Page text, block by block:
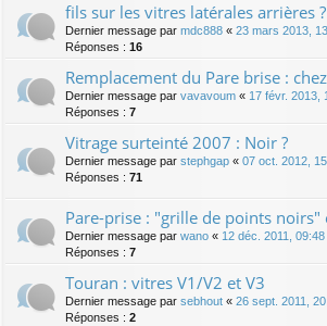
fils sur les vitres latérales arrières
Dernier message par mdc888 « 23 mars 2013,
Réponses : 16
Remplacement du Pare brise :
Dernier message par vavavoum « 17 févr. 2013,
Réponses : 7
Vitrage surteinté 2007 : Noir ?
Dernier message par stephgap « 07 oct. 2012,
Réponses : 71
Pare-prise : "grille de points noirs"
Dernier message par wano « 12 déc. 2011, 09:48
Réponses : 7
Touran : vitres V1/V2 et V3
Dernier message par sebhout « 26 sept. 2011,
Réponses : 2